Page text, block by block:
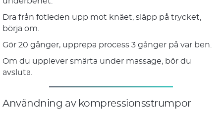
Dra från fotleden upp mot knäet, släpp på trycket,
börja om.
Gör 20 gånger, upprepa process 3 gånger på var ben.
Om du upplever smärta under massage, bör du
avsluta.
Användning av kompressionsstrumpor